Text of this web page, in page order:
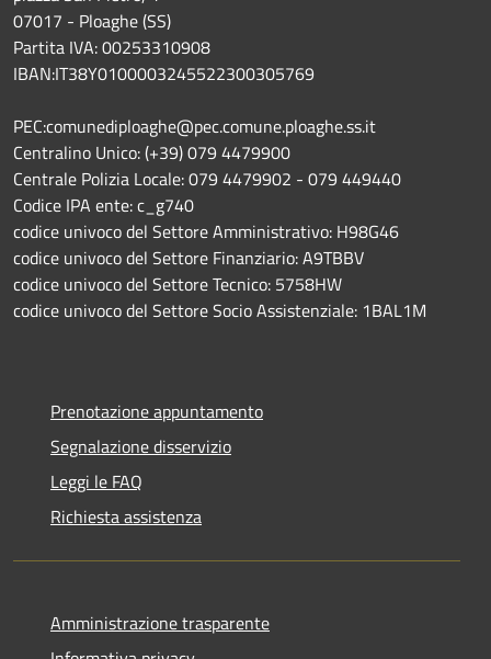
07017 - Ploaghe (SS)
Partita IVA: 00253310908
IBAN:IT38Y0100003245522300305769
PEC:comunediploaghe@pec.comune.ploaghe.ss.it
Centralino Unico: (+39) 079 4479900
Centrale Polizia Locale: 079 4479902 - 079 449440
Codice IPA ente: c_g740
codice univoco del Settore Amministrativo: H98G46
codice univoco del Settore Finanziario: A9TBBV
codice univoco del Settore Tecnico: 5758HW
codice univoco del Settore Socio Assistenziale: 1BAL1M
Prenotazione appuntamento
Segnalazione disservizio
Leggi le FAQ
Richiesta assistenza
Amministrazione trasparente